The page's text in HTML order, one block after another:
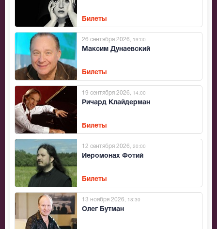
Билеты
Максим Дунаевский
26 сентября 2026 , 19:00
Билеты
Ричард Клайдерман
19 сентября 2026 , 14:00
Билеты
Иеромонах Фотий
12 сентября 2026 , 20:00
Билеты
Олег Бутман
13 ноября 2026 , 18:30